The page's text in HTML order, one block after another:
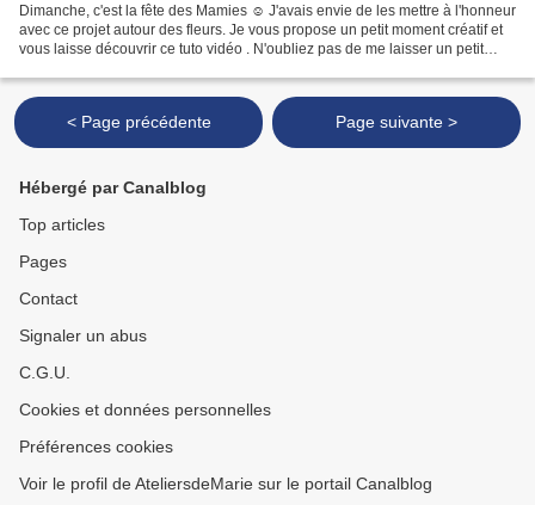
Dimanche, c'est la fête des Mamies ☺ J'avais envie de les mettre à l'honneur
avec ce projet autour des fleurs. Je vous propose un petit moment créatif et
vous laisse découvrir ce tuto vidéo . N'oubliez pas de me laisser un petit
< Page précédente Page suivante >
Hébergé par Canalblog
Top articles
Pages
Contact
Signaler un abus
C.G.U.
Cookies et données personnelles
Préférences cookies
Voir le profil de AteliersdeMarie sur le portail Canalblog